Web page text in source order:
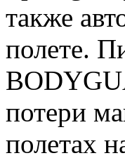
также
полете.
потери
полетах